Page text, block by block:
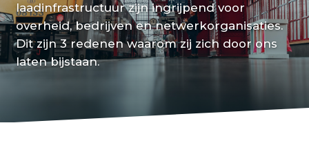
laadinfrastructuur zijn ingrijpend voor
overheid, bedrijven en netwerkorganisaties.
Dit zijn 3 redenen waarom zij zich door ons
laten bijstaan.